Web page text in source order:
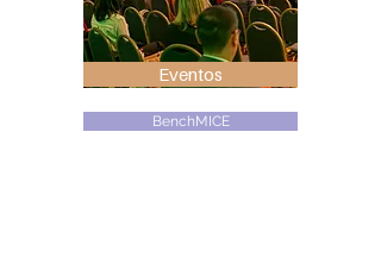
Eventos
BenchMICE